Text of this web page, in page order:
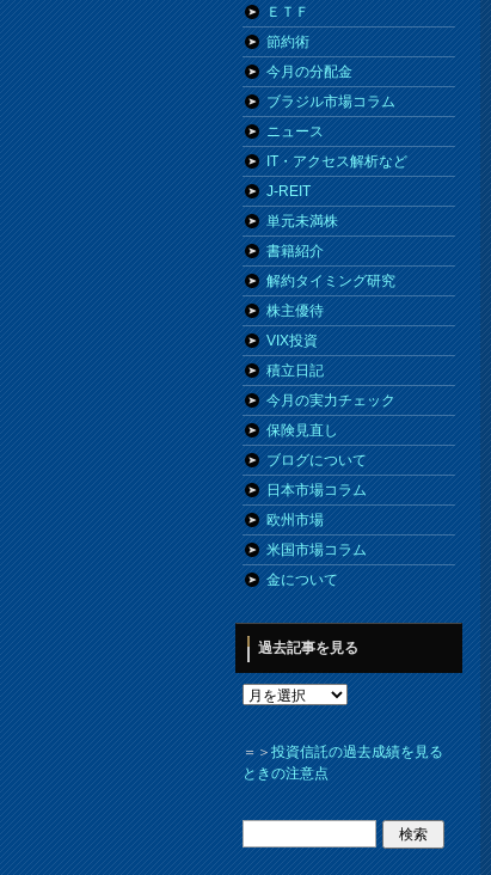
ＥＴＦ
節約術
今月の分配金
ブラジル市場コラム
ニュース
IT・アクセス解析など
J-REIT
単元未満株
書籍紹介
解約タイミング研究
株主優待
VIX投資
積立日記
今月の実力チェック
保険見直し
ブログについて
日本市場コラム
欧州市場
米国市場コラム
金について
過去記事を見る
＝＞投資信託の過去成績を見る
ときの注意点